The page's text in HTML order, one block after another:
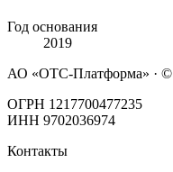
Год основания
2019
АО «ОТС-Платформа» · ©
ОГРН 1217700477235
ИНН 9702036974
Контакты